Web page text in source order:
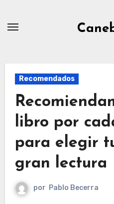
Recomendados
libro por
para elegir
gran lectura
por Pablo Becerra